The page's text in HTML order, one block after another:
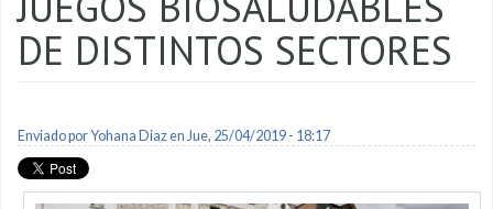
DE DISTINTOS SECTORES
Enviado porYohana Diazen Jue, 25/04/2019 - 18:17